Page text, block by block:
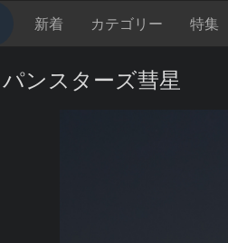
新着 カテゴリー 特集
パンスターズ彗星